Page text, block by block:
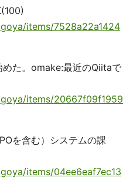
items/7528a22a1424
た。omake:最近のQiitaで
items/20667f09f1959
を含む）システムの課
items/04ee6eaf7ec13